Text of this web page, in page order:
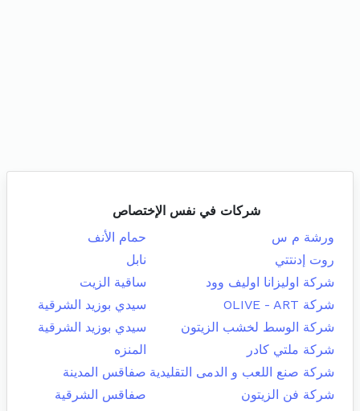
شركات في نفس الإختصاص
ورشة م س
حمام الأنف
روت إدنتتي
نابل
شركة اوليزانا اوليف وود
ساقية الزيت
شركة OLIVE - ART
سيدي بوزيد الشرقية
شركة الوسط لخشب الزيتون
سيدي بوزيد الشرقية
شركة ملتي كادر
المنزه
شركة صنع اللعب و الدمى التقليدية صفاقس المدينة
شركة فن الزيتون
صفاقس الشرقية